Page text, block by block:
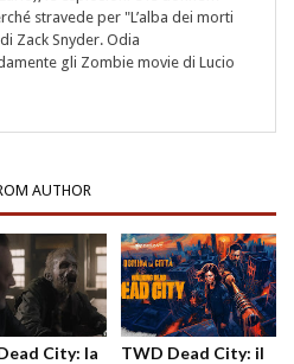
stravede per "L’alba dei morti
Zack Snyder. Odia
gli Zombie movie di Lucio
AUTHOR
City: la
TWD Dead City: il